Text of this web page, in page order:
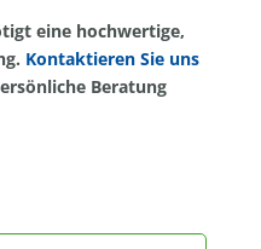
eine hochwertige,
Kontaktieren Sie uns
Beratung